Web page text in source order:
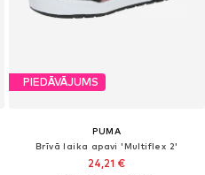
PIEDĀVĀJUMS
PUMA
Brīvā laika apavi 'Multiflex 2'
24,21 €